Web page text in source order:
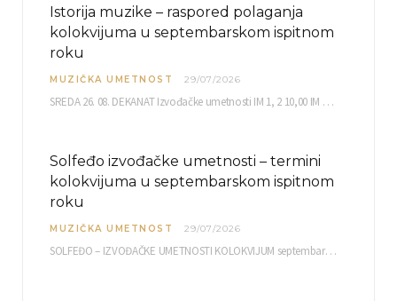
Istorija muzike – raspored polaganja
kolokvijuma u septembarskom ispitnom
roku
MUZIČKA UMETNOST 29/07/2026
SREDA 26. 08. DEKANAT Izvođačke umetnosti IM 1, 2 10,00 IM 3, 4 10,30 IM…
Solfeđo izvođačke umetnosti – termini
kolokvijuma u septembarskom ispitnom
roku
MUZIČKA UMETNOST 29/07/2026
SOLFEĐO – IZVOĐAČKE UMETNOSTI KOLOKVIJUM septembarski ispitni rok četvrtak, 03.09.2026. uč. br. 12 PISMENI…